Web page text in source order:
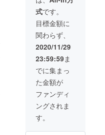
たしま
す。 (使
用期限:
2021年
12月31
日 コロ
ナの情
勢次第
では
2022年
いっぱ
いまで
延長い
たしま
ターン
です。
ご支援
いただ
いた方
には、
当企画
のスポ
ンサー
として
お名前
を掲
げ、当
日の現
Thank
人負担0
円で教
育を提
供する
場所で
す。 今
回はこ
こに通
う生徒
のため
に、通
常の授
業には
ないオ
話を3ヶ
※担任
制 ※
グルー
プレッ
スン別
途受け
放題
※初回レ
ベル
チェッ
ク有り
(回数に
カウン
トしま
度日本
式です。
目標金額に
関わらず、
2020/11/29
23:59:59ま
でに集まっ
た金額が
ファンディ
ングされま
す。